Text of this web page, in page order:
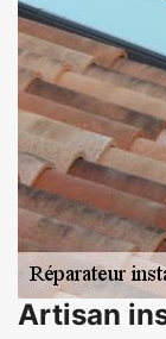
Artisan